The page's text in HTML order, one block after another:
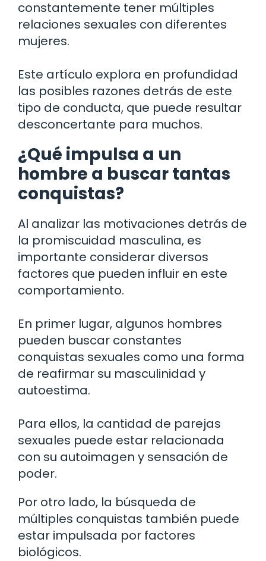
constantemente tener múltiples
relaciones sexuales con diferentes
mujeres.
Este artículo explora en profundidad
las posibles razones detrás de este
tipo de conducta, que puede resultar
desconcertante para muchos.
¿Qué impulsa a un
hombre a buscar tantas
conquistas?
Al analizar las motivaciones detrás de
la promiscuidad masculina, es
importante considerar diversos
factores que pueden influir en este
comportamiento.
En primer lugar, algunos hombres
pueden buscar constantes
conquistas sexuales como una forma
de reafirmar su masculinidad y
autoestima.
Para ellos, la cantidad de parejas
sexuales puede estar relacionada
con su autoimagen y sensación de
poder.
Por otro lado, la búsqueda de
múltiples conquistas también puede
estar impulsada por factores
biológicos.